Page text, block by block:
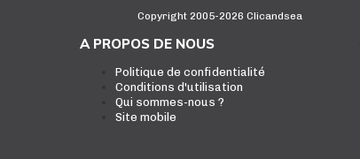
Copyright 2005-2026 Clicandsea
A PROPOS DE NOUS
Politique de confidentialité
Conditions d'utilisation
Qui sommes-nous ?
Site mobile